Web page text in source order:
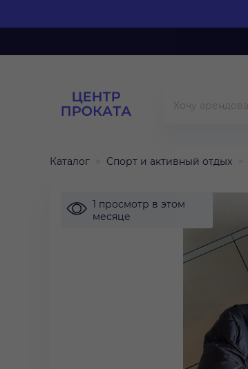
Каталог Спорт и активный отдых
1 просмотр в этом
месяце